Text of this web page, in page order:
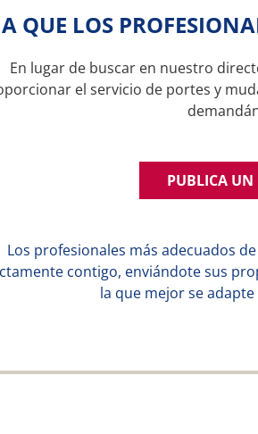
QUE LOS
En lugar de buscar en nuestro
el servicio de portes y
PUBLICA UN
Los profesionales más adecuados
contigo, enviándote sus
la que mejor se